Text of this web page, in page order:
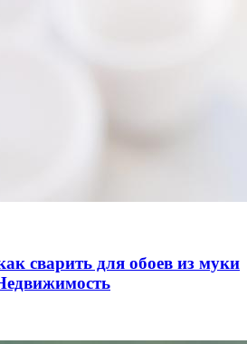
сварить для обоев из муки